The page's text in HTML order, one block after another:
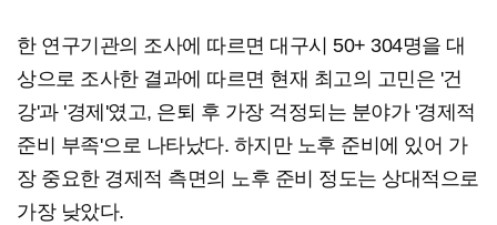
한 연구기관의 조사에 따르면 대구시 50+ 304명을 대
상으로 조사한 결과에 따르면 현재 최고의 고민은 '건
강'과 '경제'였고, 은퇴 후 가장 걱정되는 분야가 '경제적
준비 부족'으로 나타났다. 하지만 노후 준비에 있어 가
장 중요한 경제적 측면의 노후 준비 정도는 상대적으로
가장 낮았다.